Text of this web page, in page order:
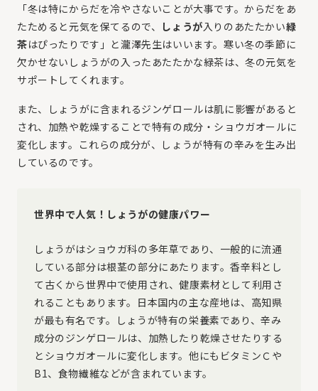
「冬は特にからだを冷やさないことが大事です。からだをあ
たためると元気を保てるので、
しょうが入りのあたたかい緑
茶はぴったりです」と瀧澤先生はいいます。寒い冬の季節に
欠かせないしょうがの入ったあたたかな緑茶は、冬の元気を
サポートしてくれます。
また、しょうがに含まれるジンゲロールは肌に影響があると
され、加熱や乾燥することで特有の成分・ショウガオールに
変化します。これらの成分が、しょうが特有の辛みを生み出
しているのです。
世界中で人気！しょうがの健康パワー
しょうがはショウガ科の多年草であり、一般的に流通
している部分は根茎の部分にあたります。香辛料とし
て古くから世界中で使用され、健康素材として利用さ
れることもあります。日本国内の主な産地は、高知県
が最も有名です。しょうが特有の栄養素であり、辛み
成分のジンゲロールは、加熱したり乾燥させたりする
とショウガオールに変化します。他にもビタミンＣや
B1、食物繊維などが含まれています。